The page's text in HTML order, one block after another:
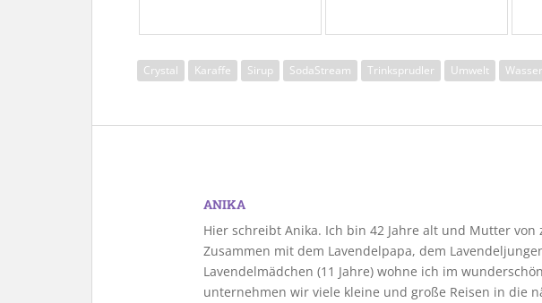
Crystal Karaffe Sirup SodaStream Trinksprudler Umwelt Wasser
ANIKA
Hier schreibt Anika. Ich bin 42 Jahre alt und Mutter
Zusammen mit dem Lavendelpapa, dem
Lavendelmädchen (11 Jahre) wohne ich im
unternehmen wir viele kleine und große Reisen in die